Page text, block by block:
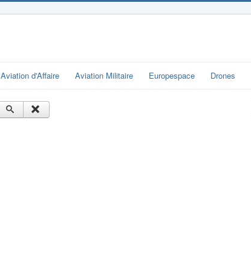
Aviation d'Affaire Aviation Militaire Europespace Drones